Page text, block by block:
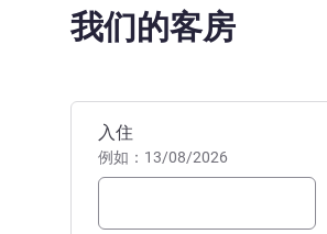
我们的客房
预订此酒店
入住
例如：13/08/2026